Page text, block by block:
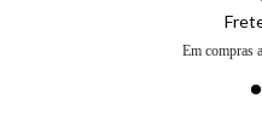
Em compras